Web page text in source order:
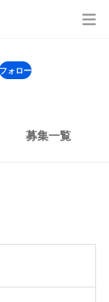
フォロー
募集一覧